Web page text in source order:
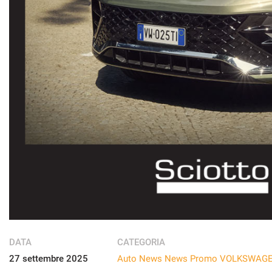
DATA
27 settembre 2025
CATEGORIA
Auto News News Promo